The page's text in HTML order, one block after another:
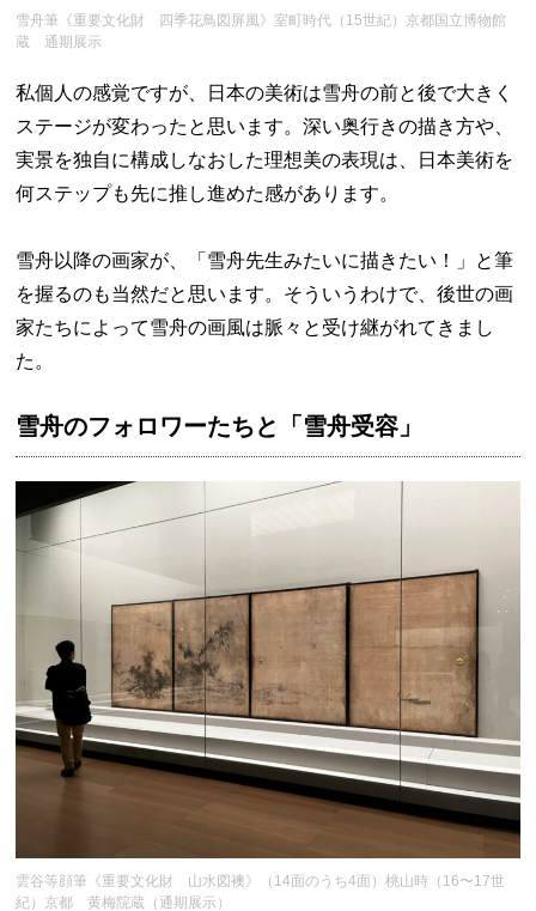
雪舟筆《重要文化財 四季花鳥図屏風》室町時代（15世紀）京都国立博物館
蔵 通期展示
私個人の感覚ですが、日本の美術は雪舟の前と後で大きく
ステージが変わったと思います。深い奥行きの描き方や、
実景を独自に構成しなおした理想美の表現は、日本美術を
何ステップも先に推し進めた感があります。
雪舟以降の画家が、「雪舟先生みたいに描きたい！」と筆
を握るのも当然だと思います。そういうわけで、後世の画
家たちによって雪舟の画風は脈々と受け継がれてきまし
た。
雪舟のフォロワーたちと「雪舟受容」
雲谷等顔筆《重要文化財 山水図襖》（14面のうち4面）桃山時（16〜17世
紀）京都 黄梅院蔵（通期展示）